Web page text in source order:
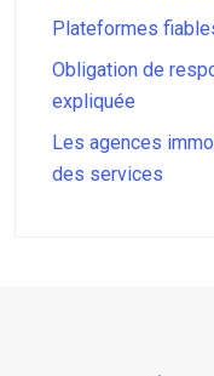
Plateformes
Obligation de
expliquée
Les agences
des services